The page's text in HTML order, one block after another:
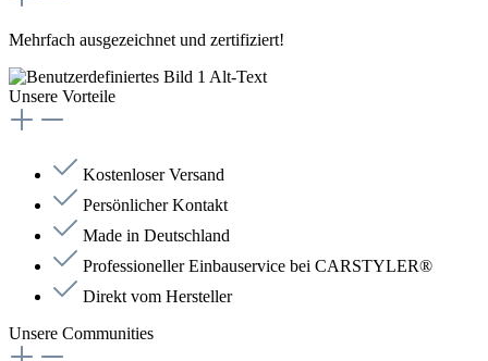
Mehrfach ausgezeichnet und zertifiziert!
Unsere Vorteile
Kostenloser Versand
Persönlicher Kontakt
Made in Deutschland
Professioneller Einbauservice bei CARSTYLER®
Direkt vom Hersteller
Unsere Communities